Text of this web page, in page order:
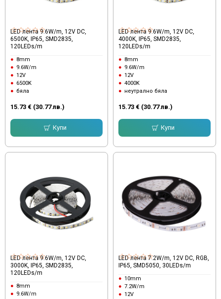
LED лента 9.6W/m, 12V DC,
6500K, IP65, SMD2835,
120LEDs/m
8mm
9.6W/m
12V
6500K
бяла
15.73 € (30.77 лв.)
Купи
LED лента 9.6W/m, 12V DC,
4000K, IP65, SMD2835,
120LEDs/m
8mm
9.6W/m
12V
4000K
неутрално бяла
15.73 € (30.77 лв.)
Купи
LED лента 9.6W/m, 12V DC,
3000K, IP65, SMD2835,
120LEDs/m
8mm
9.6W/m
LED лента 7.2W/m, 12V DC, RGB,
IP65, SMD5050, 30LEDs/m
10mm
7.2W/m
12V